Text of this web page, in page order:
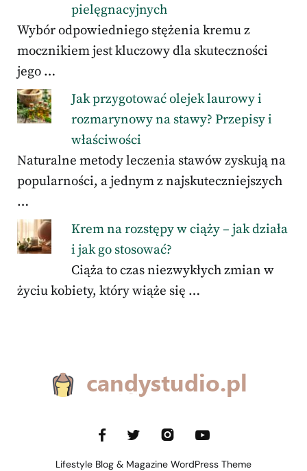
pielęgnacyjnych
Wybór odpowiedniego stężenia kremu z
mocznikiem jest kluczowy dla skuteczności
jego …
Jak przygotować olejek laurowy i
rozmarynowy na stawy? Przepisy i
właściwości
Naturalne metody leczenia stawów zyskują na
popularności, a jednym z najskuteczniejszych
…
Krem na rozstępy w ciąży – jak działa
i jak go stosować?
Ciąża to czas niezwykłych zmian w
życiu kobiety, który wiąże się …
Lifestyle Blog & Magazine WordPress Theme